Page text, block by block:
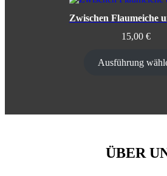
Zwischen Flaumeiche
15,00 €
Ausführung
ÜBER